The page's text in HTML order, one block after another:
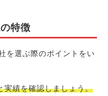
特徴
を選ぶ際のポイントをい
実績を確認しましょう。